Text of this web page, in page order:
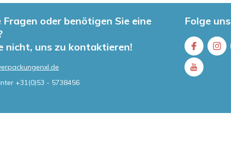
Fragen oder benötigen Sie eine
nicht, uns zu kontaktieren!
+31(0)53 - 5738456
Folge uns